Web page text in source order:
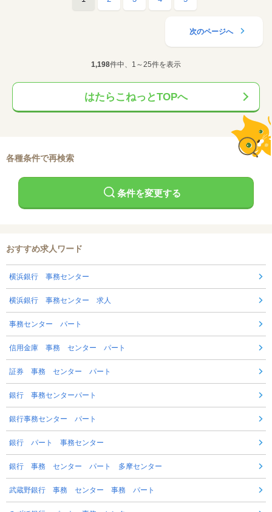
次のページへ
1,198件中、1～25件を表示
はたらこねっとTOPへ
各種条件で再検索
条件を変更する
おすすめ求人ワード
横浜銀行 事務センター
横浜銀行 事務センター 求人
事務センター パート
信用金庫 事務 センター パート
証券 事務 センター パート
銀行 事務センターパート
銀行事務センター パート
銀行 パート 事務センター
銀行 事務 センター パート 多摩センター
武蔵野銀行 事務 センター 事務 パート